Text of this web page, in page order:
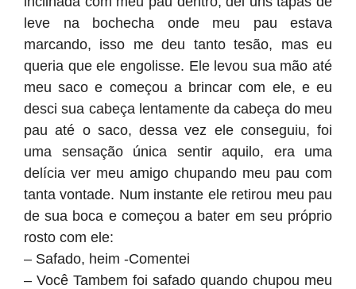
leve na bochecha onde meu pau estava
marcando, isso me deu tanto tesão, mas eu
queria que ele engolisse. Ele levou sua mão até
meu saco e começou a brincar com ele, e eu
desci sua cabeça lentamente da cabeça do meu
pau até o saco, dessa vez ele conseguiu, foi
uma sensação única sentir aquilo, era uma
delícia ver meu amigo chupando meu pau com
tanta vontade. Num instante ele retirou meu pau
de sua boca e começou a bater em seu próprio
rosto com ele:
– Safado, heim -Comentei
– Você Tambem foi safado quando chupou meu